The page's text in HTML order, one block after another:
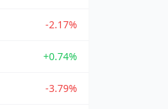
-2.17%
+0.74%
-3.79%